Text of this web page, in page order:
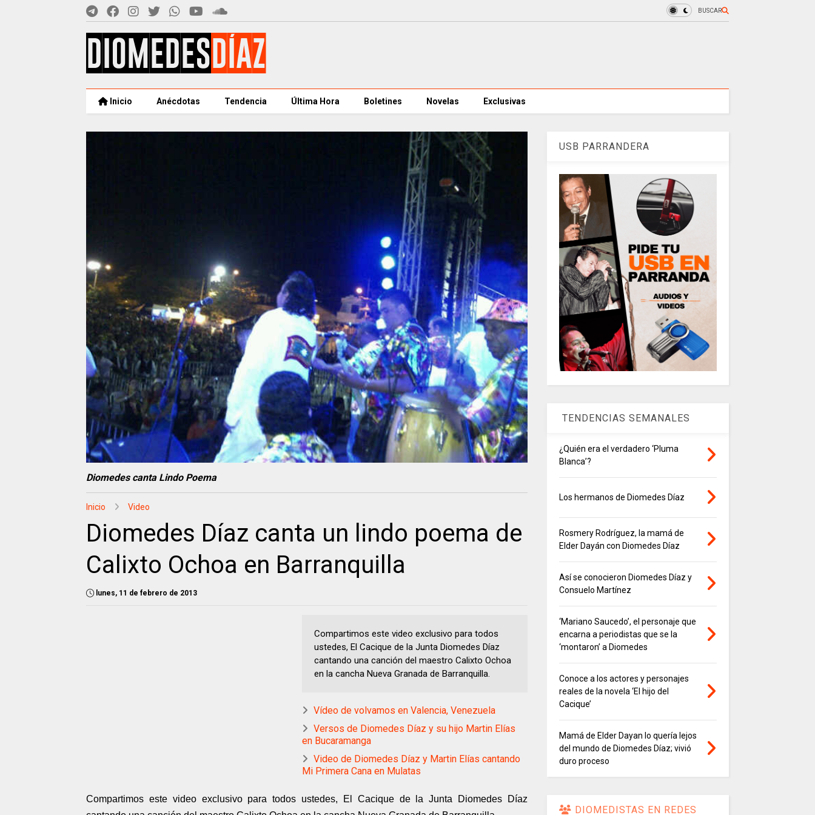
BUSCAR
Inicio Anécdotas Tendencia Última Hora Boletines Novelas Exclusivas
Diomedes canta Lindo Poema
Inicio Video
Diomedes Díaz canta un lindo poema de
Calixto Ochoa en Barranquilla
lunes, 11 de febrero de 2013
Compartimos este video exclusivo para todos
ustedes, El Cacique de la Junta Diomedes Díaz
cantando una canción del maestro Calixto Ochoa
en la cancha Nueva Granada de Barranquilla.
Vídeo de volvamos en Valencia, Venezuela
Versos de Diomedes Díaz y su hijo Martin Elías
en Bucaramanga
Video de Diomedes Díaz y Martin Elías cantando
Mi Primera Cana en Mulatas
Compartimos este video exclusivo para todos ustedes, El Cacique de la Junta Diomedes Díaz
USB PARRANDERA
TENDENCIAS SEMANALES
¿Quién era el verdadero ‘Pluma
Blanca’?
Los hermanos de Diomedes Díaz
Rosmery Rodríguez, la mamá de
Elder Dayán con Diomedes Díaz
Así se conocieron Diomedes Díaz y
Consuelo Martínez
‘Mariano Saucedo’, el personaje que
encarna a periodistas que se la
‘montaron’ a Diomedes
Conoce a los actores y personajes
reales de la novela ‘El hijo del
Cacique’
Mamá de Elder Dayan lo quería lejos
del mundo de Diomedes Díaz; vivió
duro proceso
DIOMEDISTAS EN REDES